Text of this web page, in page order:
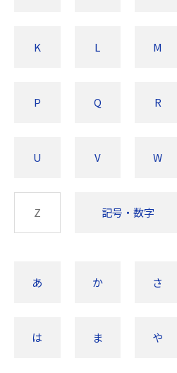
K L M
P Q R
U V W
Z 記号・数字
あ か さ
は ま や